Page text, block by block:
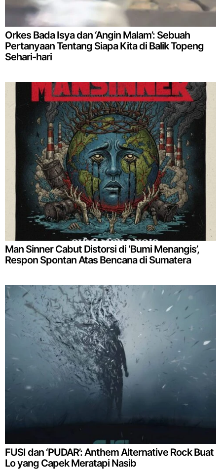
Orkes Bada Isya dan ‘Angin Malam’: Sebuah
Pertanyaan Tentang Siapa Kita di Balik Topeng
Sehari-hari
Man Sinner Cabut Distorsi di ‘Bumi Menangis’,
Respon Spontan Atas Bencana di Sumatera
FUSI dan ‘PUDAR’: Anthem Alternative Rock Buat
Lo yang Capek Meratapi Nasib